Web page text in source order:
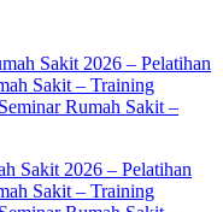
Sakit 2026 – Pelatihan
Sakit – Training